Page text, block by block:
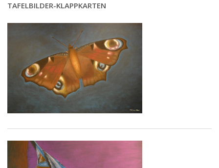
TAFELBILDER-KLAPPKARTEN